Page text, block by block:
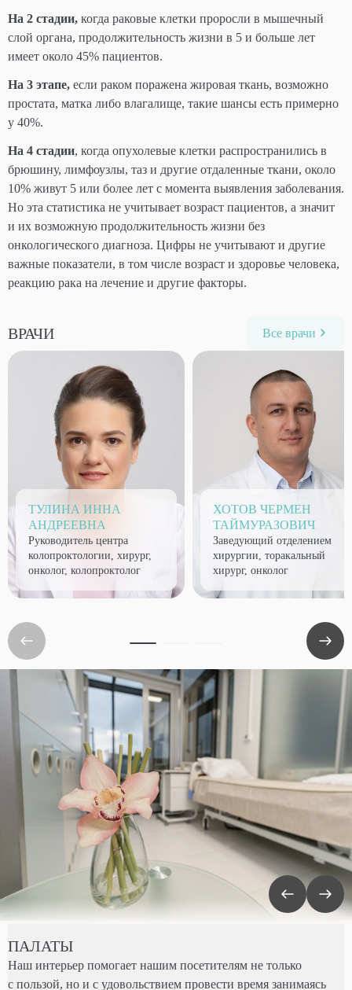
На 2 стадии, когда раковые клетки проросли в мышечный
слой органа, продолжительность жизни в 5 и больше лет
имеет около 45% пациентов.
На 3 этапе, если раком поражена жировая ткань, возможно
простата, матка либо влагалище, такие шансы есть примерно
у 40%.
На 4 стадии, когда опухолевые клетки распространились в
брюшину, лимфоузлы, таз и другие отдаленные ткани, около
10% живут 5 или более лет с момента выявления заболевания.
Но эта статистика не учитывает возраст пациентов, а значит
и их возможную продолжительность жизни без
онкологического диагноза. Цифры не учитывают и другие
важные показатели, в том числе возраст и здоровье человека,
реакцию рака на лечение и другие факторы.
ВРАЧИ Все врачи
ТУЛИНА ИННА
АНДРЕЕВНА
Руководитель центра
колопроктологии, хирург,
онколог, колопроктолог
ХОТОВ ЧЕРМЕН
ТАЙМУРАЗОВИЧ
Заведующий отделением
хирургии, торакальный
хирург, онколог
ПАЛАТЫ
Наш интерьер помогает нашим посетителям не только
с пользой, но и с удовольствием провести время занимаясь